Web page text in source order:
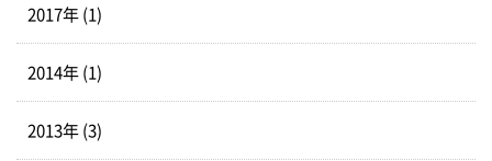
2017年 (1)
2014年 (1)
2013年 (3)